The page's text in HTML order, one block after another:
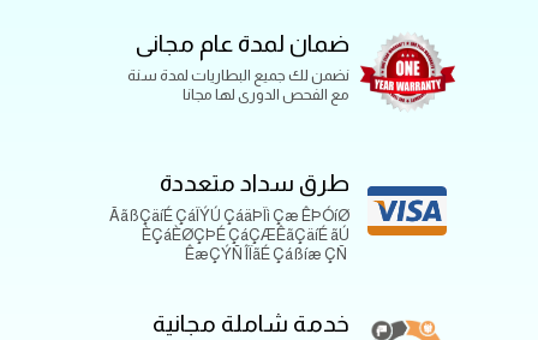
خدمة شاملة مجانية
طرق سداد متعددة
نضمن لك جميع البطاريات لمدة سنة
مع الفحص الدورى لها مجانا
ضمان لمدة عام مجانى
ÃãßÇäíÉ ÇáÏÝÚ ÇáäÞÏì Çæ ÊÞÓíØ
ÈÇáÈØÇÞÉ ÇáÇÆÊãÇäíÉ ãÚ
ÊæÇÝÑ ÎÏãÉ Çáßíæ ÇÑ